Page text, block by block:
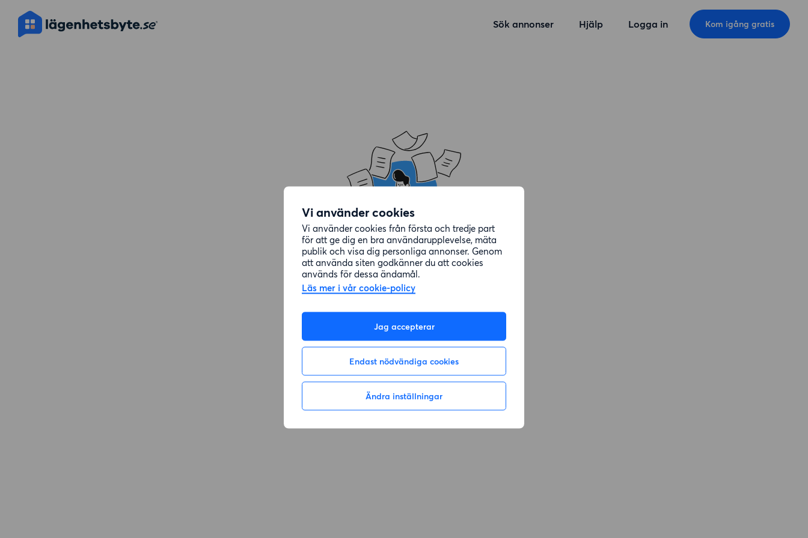
Vi använder cookies
Vi använder cookies från första och tredje part
för att ge dig en bra användarupplevelse, mäta
publik och visa dig personliga annonser. Genom
att använda siten godkänner du att cookies
används för dessa ändamål.
Läs mer i vår cookie-policy
Jag accepterar
Endast nödvändiga cookies
Ändra inställningar
Sök annonser Hjälp Logga in Kom igång gratis
Annonsen du letade efter är borttagen
Gå till sök